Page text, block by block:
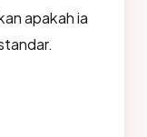
apakah ia